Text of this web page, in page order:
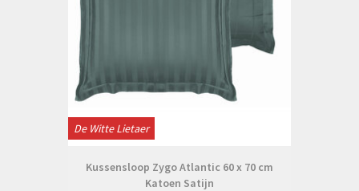
De Witte Lietaer
Kussensloop Zygo Atlantic 60 x 70 cm
Katoen Satijn